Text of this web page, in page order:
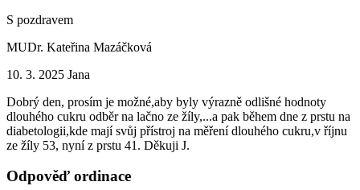
S pozdravem
MUDr. Kateřina Mazáčková
10. 3. 2025 Jana
Dobrý den, prosím je možné,aby byly výrazně odlišné hodnoty
dlouhého cukru odběr na lačno ze žíly,...a pak během dne z prstu na
diabetologii,kde mají svůj přístroj na měření dlouhého cukru,v říjnu
ze žíly 53, nyní z prstu 41. Děkuji J.
Odpověď ordinace